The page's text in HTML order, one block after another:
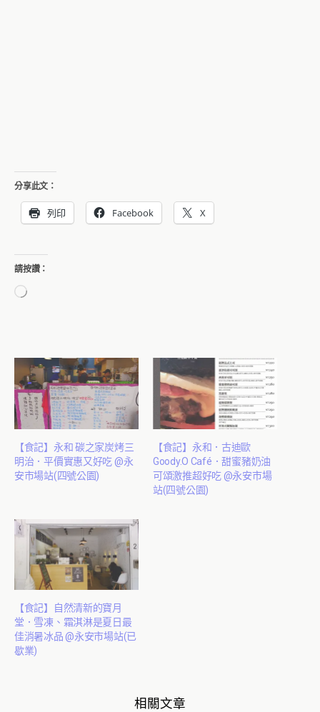
分享此文：
列印 Facebook X
請按讚：
正
【食記】永和 碳之家炭烤三
明治．平價實惠又好吃 @永
安市場站(四號公園)
【食記】永和．古迪歐
Goody.O Café．甜蜜豬奶油
可頌激推超好吃 @永安市場
站(四號公園)
【食記】自然清新的寶月
堂．雪凍、霜淇淋是夏日最
佳消暑冰品 @永安市場站(已
歇業)
相關文章